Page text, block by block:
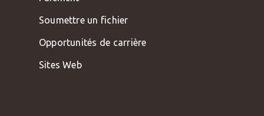
Soumettre un fichier
Opportunités de carrière
Sites Web